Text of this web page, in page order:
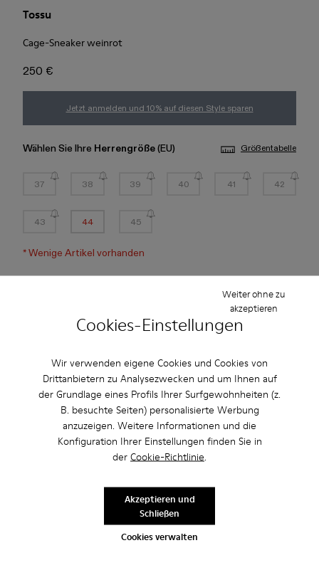
Cookies-Einstellungen
Wir verwenden eigene Cookies und Cookies von
Drittanbietern zu Analysezwecken und um Ihnen auf
der Grundlage eines Profils Ihrer Surfgewohnheiten (z.
B. besuchte Seiten) personalisierte Werbung
anzuzeigen. Weitere Informationen und die
Konfiguration Ihrer Einstellungen finden Sie in
der Cookie-Richtlinie.
Cookies verwalten
Weiter ohne zu
akzeptieren
Akzeptieren und
Schließen
Tossu
Cage-Sneaker weinrot
250 €
Jetzt anmelden und 10% auf diesen Style sparen
Wählen Sie Ihre Herrengröße(EU) Größentabelle
37 38 39 40 41 42
43 44 45
*Wenige Artikel vorhanden
Überprüfen Sie den Warenbestand in Ihrem nächstgelegenen
Nutzen Sie den kostenlosen Standardversand und die
kostenlose Lieferung in die Stores bei Einkäufen über 45€.
2 Jahre Garantie auf Herstellungsfehler.
Weinrote Caged-Sneaker mit wasserabweisendem Einsatz
aus 3D-gestricktem, Recycling-PET, Obermaterial aus
direktgespritztem TPU und Sohlen aus recyceltem PU.